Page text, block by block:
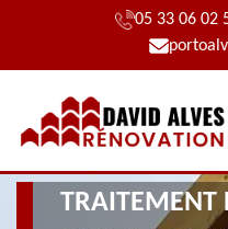
05 33 06 02
TRAITEMENT